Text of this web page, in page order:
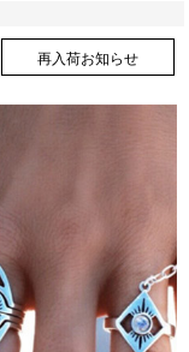
再入荷お知らせ